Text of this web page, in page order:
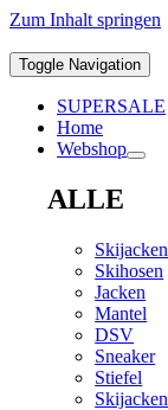
Zum Inhalt springen
Toggle Navigation
SUPERSALE
Home
Webshop
ALLE
Skijacken
Skihosen
Jacken
Mantel
DSV
Sneaker
Stiefel
Skijacken